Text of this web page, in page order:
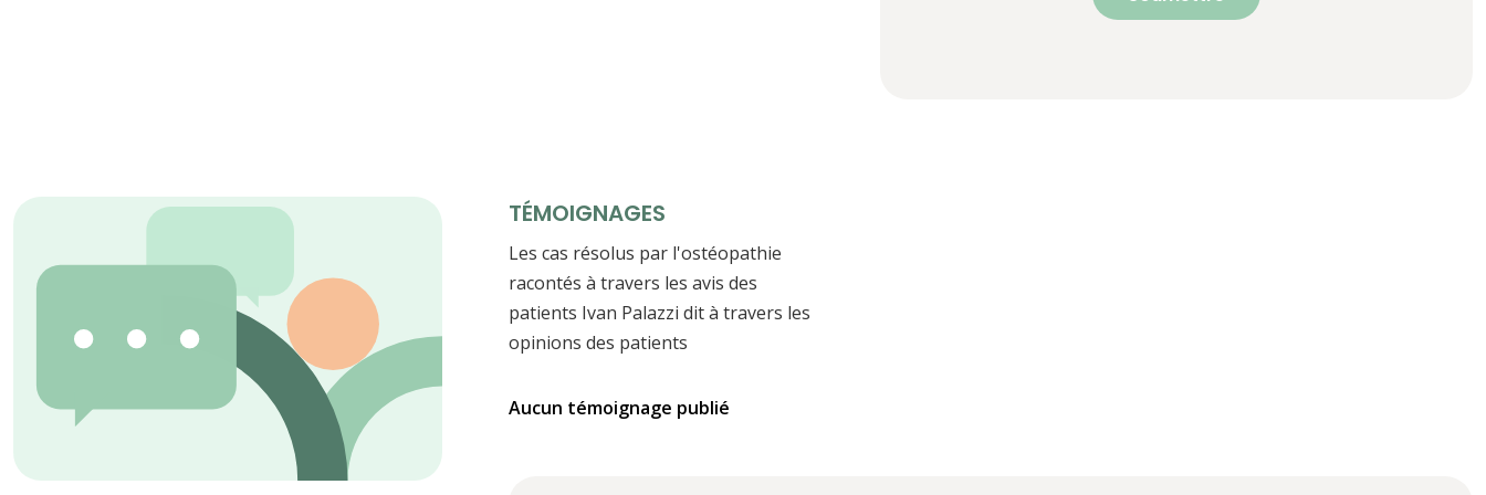
TÉMOIGNAGES
Les cas résolus par l'ostéopathie
racontés à travers les avis des
patients Ivan Palazzi dit à travers les
opinions des patients
Aucun témoignage publié